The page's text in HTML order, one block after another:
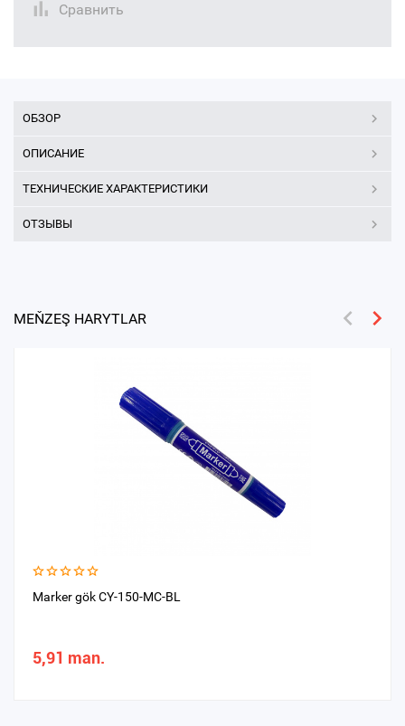
Сравнить
ОБЗОР
ОПИСАНИЕ
ТЕХНИЧЕСКИЕ ХАРАКТЕРИСТИКИ
ОТЗЫВЫ
MEŇZEŞ HARYTLAR
Marker gök CY-150-MC-BL
5,91 man.